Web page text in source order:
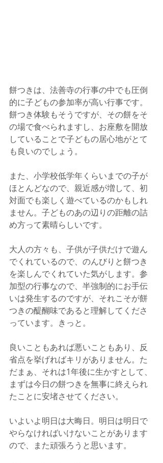
餅つきは、法善寺の行事の中でも圧倒
的に子どもの参加率が高い行事です。
餅つき体験もそうですが、その餅をそ
の場で食べられますし、お座敷を開放
していることで子どもの居心地がとて
も良いのでしょう。
また、小学校低学年くらいまでの子が
ほとんどなので、親近感が増して、初
対面でも楽しく遊べているのかもしれ
ません。子どものあの辺りの距離の詰
め方って素晴らしいです。
大人の方々も、子供が子供だけで遊ん
でくれているので、のんびりと餅つき
を楽しんでくれていた気がします。参
加型の行事なので、半強制的にお手伝
いは発生するのですが、それこそが餅
つきの醍醐味であると理解してくださ
っています。きっと。
良いこともあれば悪いこともあり、反
省点を挙げればキリがありません。た
だまぁ、それは1年後に生かすとして、
まずは今日の餅つきを無事に終えられ
たことに安堵させてください。
いよいよ明日は大晦日。明日は明日で
やらなければいけないことがあります
ので、また頑張ろうと思います。